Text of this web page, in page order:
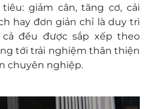
giảm cân, tăng cơ, cải
hay đơn giản chỉ là duy trì
đều được sắp xếp theo
tới trải nghiệm thân thiện
chuyên nghiệp.